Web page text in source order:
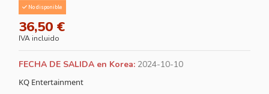
No disponible
36,50 €
IVA incluido
FECHA DE SALIDA en Korea: 2024-10-10
KQ Entertainment